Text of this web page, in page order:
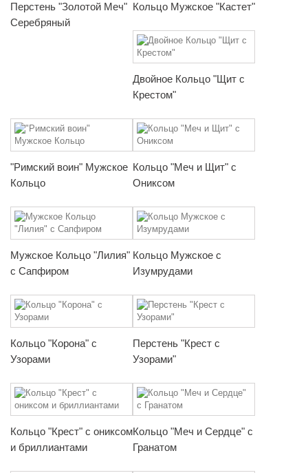
Перстень "Золотой Меч"
Серебряный
Кольцо Мужское "Кастет"
Двойное Кольцо "Щит с
Крестом"
"Римский воин" Мужское
Кольцо
Кольцо "Меч и Щит" с
Ониксом
Мужское Кольцо "Лилия"
с Сапфиром
Кольцо Мужское с
Изумрудами
Кольцо "Корона" с
Узорами
Перстень "Крест с
Узорами"
Кольцо "Крест" с ониксом
и бриллиантами
Кольцо "Меч и Сердце" с
Гранатом